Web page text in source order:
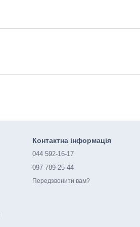
Контактна інформація
044 592-16-17
097 789-25-44
Передзвонити вам?